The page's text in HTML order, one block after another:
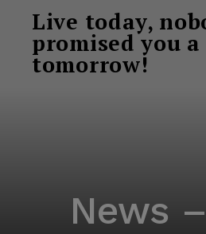
Live today,
promised you a
tomorrow!
News